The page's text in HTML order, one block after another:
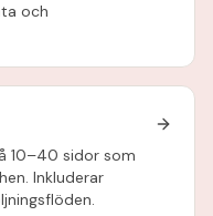
och
10–40 sidor som
Inkluderar